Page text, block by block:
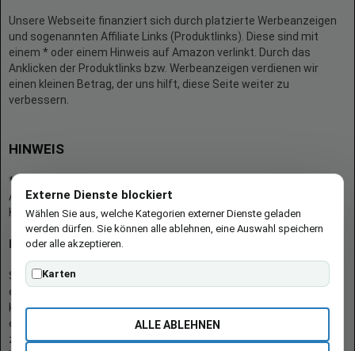
Unsere Webseite finanziert sich durch platzierte Werbeanzeigen
und sogenannten Affiliate Links (Produktlinks). Diese sind mit
einem * oder einem Hinweis auf Amazon verlinkt. Durch das
Anklicken der Produktlinks bzw. Werbeanzeigen verdienen wir
einen kleinen Betrag, der uns hilft, diese Seite weiter zu
verbessern.
HINWEIS
* = Afilliate-Link (=Werbung)
Als Amazon-Partner verdient der Seitenbetreiber an qualifizierten
Käufen.
Hinweis zu Preisen und Verfügbarkeiten
Sofern Produktpreise und Verfügbarkeiten angezeigt werden,
entsprechen diese dem angegebenen Stand (Datum/Uhrzeit) und
können sich auf der verlinkten Seite jederzeit ändern. Für den Kauf
eines Produkts gelten die Angaben zu Preis und Verfügbarkeit, die
zum Kaufzeitpunkt [auf der/den maßgeblichen Amazon-
Externe Dienste blockiert
Wählen Sie aus, welche Kategorien externer Dienste geladen
werden dürfen. Sie können alle ablehnen, eine Auswahl speichern
oder alle akzeptieren.
Karten
ALLE ABLEHNEN